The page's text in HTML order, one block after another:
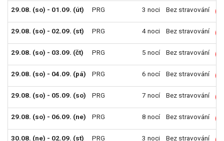
29.08. (so) - 01.09. (út) PRG 3 noci Bez stravování
29.08. (so) - 02.09. (st) PRG 4 noci Bez stravování
29.08. (so) - 03.09. (čt) PRG 5 nocí Bez stravování
29.08. (so) - 04.09. (pá) PRG 6 nocí Bez stravování
29.08. (so) - 05.09. (so) PRG 7 nocí Bez stravování
29.08. (so) - 06.09. (ne) PRG 8 nocí Bez stravování
30.08. (ne) - 02.09. (st) PRG 3 noci Bez stravování